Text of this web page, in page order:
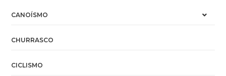
CANOÍSMO
CHURRASCO
CICLISMO